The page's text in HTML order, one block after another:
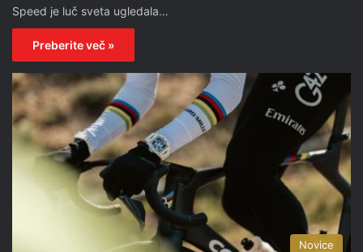
Speed je luč sveta ugledala…
Preberite več »
Novice